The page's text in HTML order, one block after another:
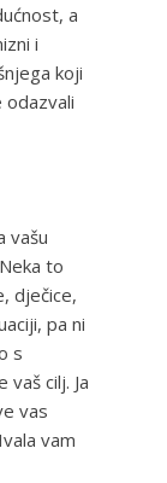
a
i
koji
vašu
to
dječice,
pa ni
s
cilj. Ja
vas
vam